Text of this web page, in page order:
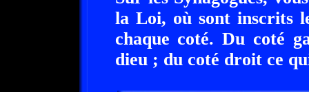
la Loi, où sont inscrits
chaque coté. Du coté
dieu ; du coté droit ce